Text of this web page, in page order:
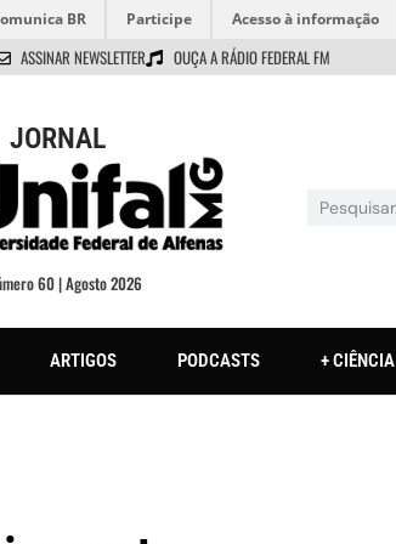
BR Participe Acesso à informação
ASSINAR NEWSLETTER OUÇA A RÁDIO FEDERAL FM
JORNAL
60 | Agosto 2026
ARTIGOS PODCASTS + CIÊNCIA